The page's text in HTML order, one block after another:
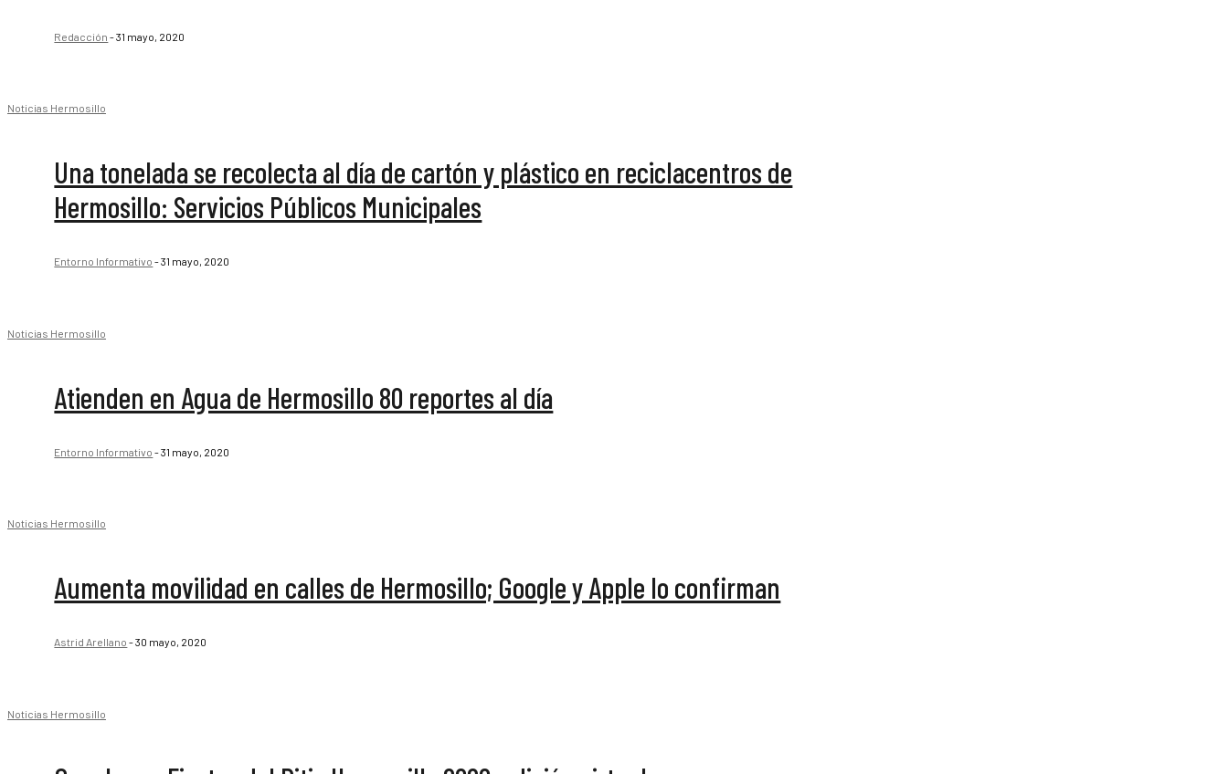
Redacción -31 mayo, 2020
Noticias Hermosillo
Una tonelada se recolecta al día de cartón y plástico en reciclacentros de
Hermosillo: Servicios Públicos Municipales
Entorno Informativo -31 mayo, 2020
Noticias Hermosillo
Atienden en Agua de Hermosillo 80 reportes al día
Entorno Informativo -31 mayo, 2020
Noticias Hermosillo
Aumenta movilidad en calles de Hermosillo; Google y Apple lo confirman
Astrid Arellano -30 mayo, 2020
Noticias Hermosillo